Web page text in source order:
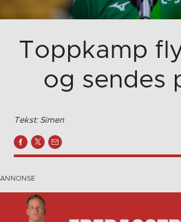
Toppkamp
og sendes
Tekst: Simen